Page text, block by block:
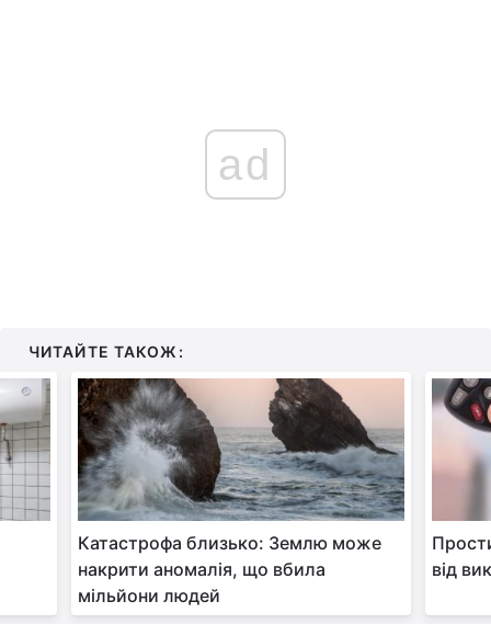
ad
ЧИТАЙТЕ ТАКОЖ:
Катастрофа близько: Землю може
накрити аномалія, що вбила
мільйони людей
від